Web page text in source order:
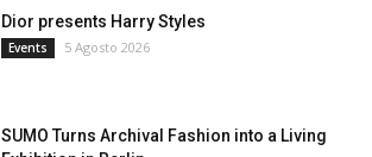
Dior presents Harry Styles
Events 5 Agosto 2026
SUMO Turns Archival Fashion into a Living